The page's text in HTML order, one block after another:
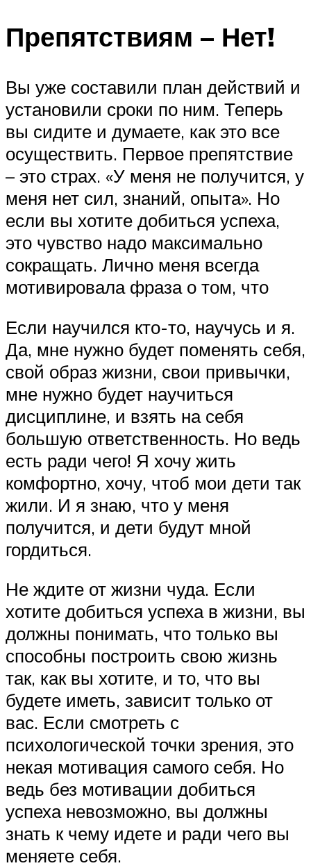
Препятствиям – Нет!
Вы уже составили план действий и
установили сроки по ним. Теперь
вы сидите и думаете, как это все
осуществить. Первое препятствие
– это страх. «У меня не получится, у
меня нет сил, знаний, опыта». Но
если вы хотите добиться успеха,
это чувство надо максимально
сокращать. Лично меня всегда
мотивировала фраза о том, что
Если научился кто-то, научусь и я.
Да, мне нужно будет поменять себя,
свой образ жизни, свои привычки,
мне нужно будет научиться
дисциплине, и взять на себя
большую ответственность. Но ведь
есть ради чего! Я хочу жить
комфортно, хочу, чтоб мои дети так
жили. И я знаю, что у меня
получится, и дети будут мной
гордиться.
Не ждите от жизни чуда. Если
хотите добиться успеха в жизни, вы
должны понимать, что только вы
способны построить свою жизнь
так, как вы хотите, и то, что вы
будете иметь, зависит только от
вас. Если смотреть с
психологической точки зрения, это
некая мотивация самого себя. Но
ведь без мотивации добиться
успеха невозможно, вы должны
знать к чему идете и ради чего вы
меняете себя.